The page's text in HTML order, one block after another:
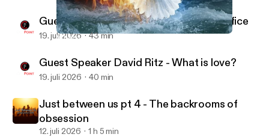
What Jesus said about the Holy Spirit pt 4 - Authority
Guest Speaker David Ritz - A living sacrifice
19. juli 2026 43 min
Guest Speaker David Ritz - What is love?
19. juli 2026 40 min
Just between us pt 4 - The backrooms of
obsession
12. juli 2026 1 h 5 min